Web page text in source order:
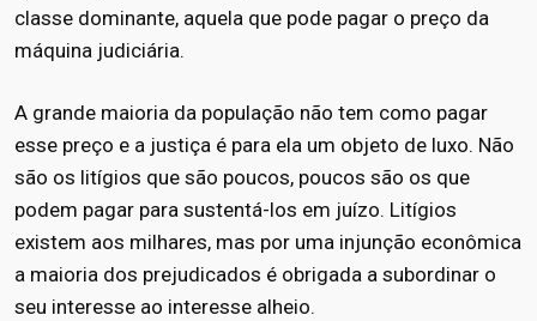
classe dominante, aquela que pode pagar o preço da
máquina judiciária.
A grande maioria da população não tem como pagar
esse preço e a justiça é para ela um objeto de luxo. Não
são os litígios que são poucos, poucos são os que
podem pagar para sustentá-los em juízo. Litígios
existem aos milhares, mas por uma injunção econômica
a maioria dos prejudicados é obrigada a subordinar o
seu interesse ao interesse alheio.